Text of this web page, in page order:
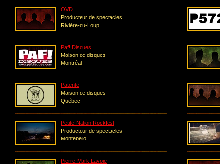
OVD
Producteur de spectacles
Rivière-du-Loup
Paf! Disques
Maison de disques
Montréal
Patente
Maison de disques
Québec
Petite-Nation Rockfest
Producteur de spectacles
Montebello
Pierre-Mark Lavoie